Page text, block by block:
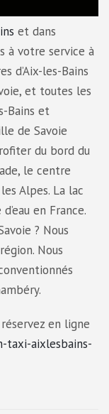
et dans
à votre service à
d’Aix-les-Bains
et toutes les
Bains et
de Savoie
du bord du
le centre
Alpes. La lac
en France.
? Nous
Nous
en ligne
taxi-aixlesbains-